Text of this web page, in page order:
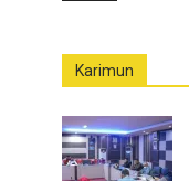
Karimun